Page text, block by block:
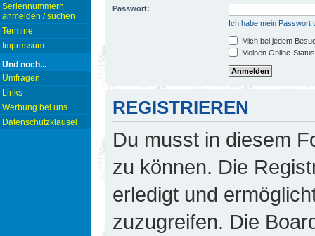
Seriennummern
anmelden / suchen
Termine
Impressum
Und noch...
Umfragen
Links
Werbung bei uns
Datenschutzklausel
Passwort:
Ich habe mein Passwort
Mich bei jedem
Meinen Online-
REGISTRIEREN
Du musst in diesem
zu können. Die
erledigt und
zuzugreifen. Die